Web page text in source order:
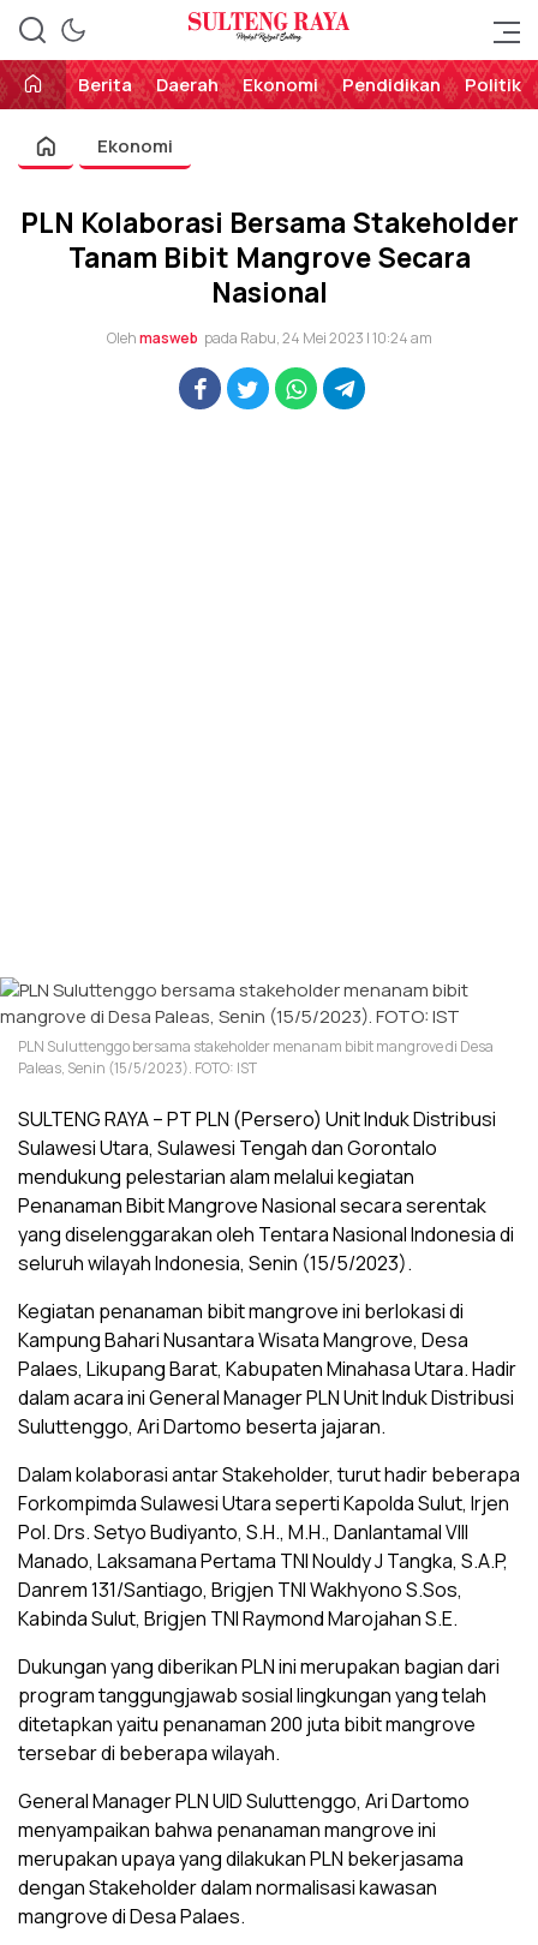
Sulteng Raya
Perekat Rakyat Sulteng
Berita
Daerah Ekonomi Pendidikan Politik
Ekonomi
PLN Kolaborasi Bersama Stakeholder
Tanam Bibit Mangrove Secara
Nasional
Olehmasweb pada Rabu, 24 Mei 2023 | 10:24 am
PLN Suluttenggo bersama stakeholder menanam bibit mangrove di Desa
Paleas, Senin (15/5/2023). FOTO: IST
SULTENG RAYA – PT PLN (Persero) Unit Induk Distribusi
Sulawesi Utara, Sulawesi Tengah dan Gorontalo
mendukung pelestarian alam melalui kegiatan
Penanaman Bibit Mangrove Nasional secara serentak
yang diselenggarakan oleh Tentara Nasional Indonesia di
seluruh wilayah Indonesia, Senin (15/5/2023).
Kegiatan penanaman bibit mangrove ini berlokasi di
Kampung Bahari Nusantara Wisata Mangrove, Desa
Palaes, Likupang Barat, Kabupaten Minahasa Utara. Hadir
dalam acara ini General Manager PLN Unit Induk Distribusi
Suluttenggo, Ari Dartomo beserta jajaran.
Dalam kolaborasi antar Stakeholder, turut hadir beberapa
Forkompimda Sulawesi Utara seperti Kapolda Sulut, Irjen
Pol. Drs. Setyo Budiyanto, S.H., M.H., Danlantamal VIII
Manado, Laksamana Pertama TNI Nouldy J Tangka, S.A.P,
Danrem 131/Santiago, Brigjen TNI Wakhyono S.Sos,
Kabinda Sulut, Brigjen TNI Raymond Marojahan S.E.
Dukungan yang diberikan PLN ini merupakan bagian dari
program tanggungjawab sosial lingkungan yang telah
ditetapkan yaitu penanaman 200 juta bibit mangrove
tersebar di beberapa wilayah.
General Manager PLN UID Suluttenggo, Ari Dartomo
menyampaikan bahwa penanaman mangrove ini
merupakan upaya yang dilakukan PLN bekerjasama
dengan Stakeholder dalam normalisasi kawasan
mangrove di Desa Palaes.